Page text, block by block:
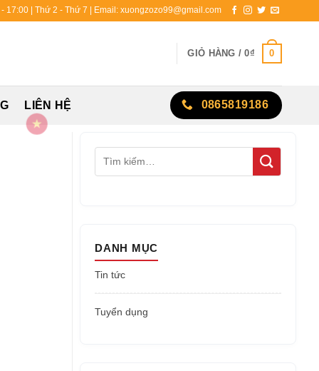
17:00 | Thứ 2 - Thứ 7 | Email: xuongzozo99@gmail.com
GIỎ HÀNG /0₫ 0
LIÊN HỆ 0865819186
DANH MỤC
Tin tức
Tuyển dụng